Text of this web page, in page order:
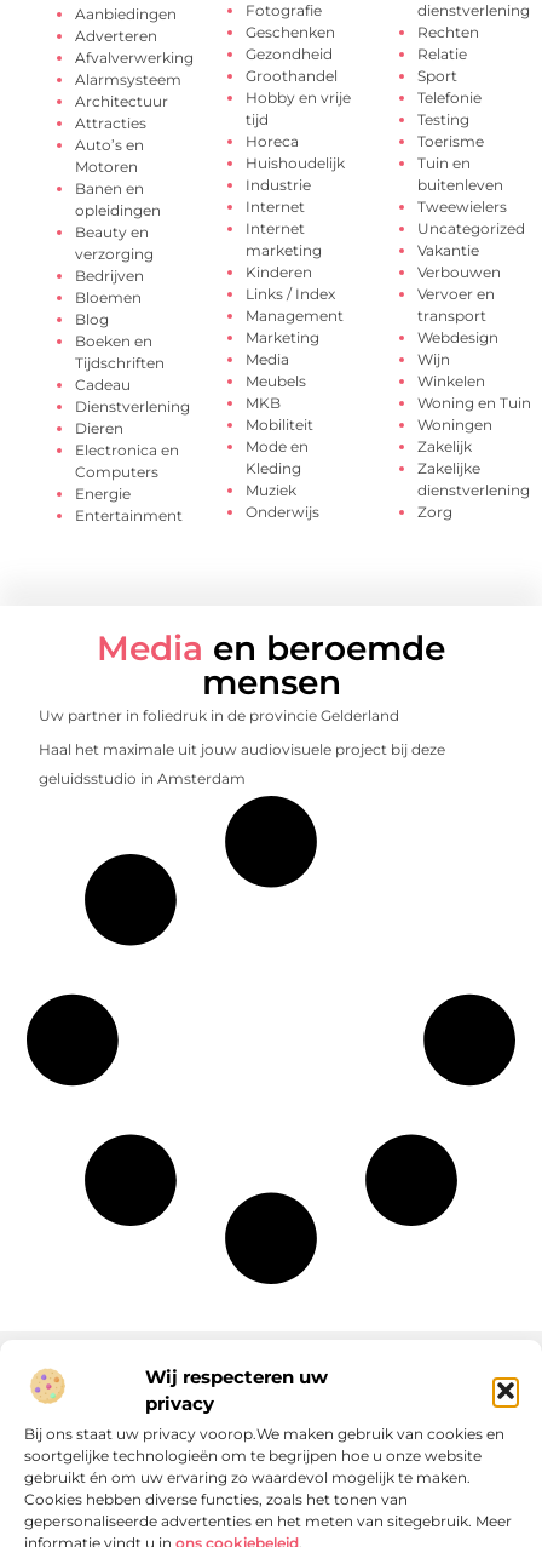
Wij respecteren uw
privacy
Bij ons staat uw privacy voorop.We maken gebruik van cookies en
soortgelijke technologieën om te begrijpen hoe u onze website
gebruikt én om uw ervaring zo waardevol mogelijk te maken.
Cookies hebben diverse functies, zoals het tonen van
gepersonaliseerde advertenties en het meten van sitegebruik. Meer
informatie vindt u in ons cookiebeleid.
Aanbiedingen
Adverteren
Afvalverwerking
Alarmsysteem
Architectuur
Attracties
Auto’s en
Motoren
Banen en
opleidingen
Beauty en
verzorging
Bedrijven
Bloemen
Blog
Boeken en
Tijdschriften
Cadeau
Dienstverlening
Dieren
Electronica en
Computers
Energie
Entertainment
Fotografie
Geschenken
Gezondheid
Groothandel
Hobby en vrije
tijd
Horeca
Huishoudelijk
Industrie
Internet
Internet
marketing
Kinderen
Links / Index
Management
Marketing
Media
Meubels
MKB
Mobiliteit
Mode en
Kleding
Muziek
Onderwijs
dienstverlening
Rechten
Relatie
Sport
Telefonie
Testing
Toerisme
Tuin en
buitenleven
Tweewielers
Uncategorized
Vakantie
Verbouwen
Vervoer en
transport
Webdesign
Wijn
Winkelen
Woning en Tuin
Woningen
Zakelijk
Zakelijke
dienstverlening
Zorg
Media en beroemde
mensen
Uw partner in foliedruk in de provincie Gelderland
Haal het maximale uit jouw audiovisuele project bij deze
geluidsstudio in Amsterdam
Onze informatie